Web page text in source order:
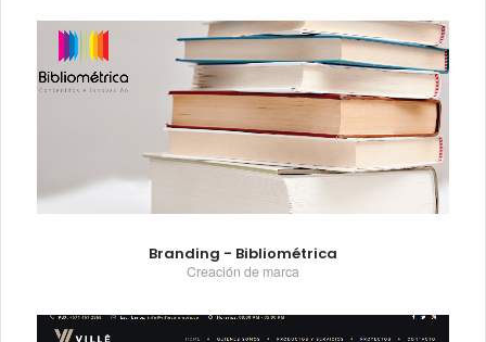
Branding - Bibliométrica
Creación de marca